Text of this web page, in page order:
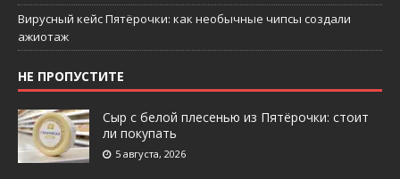
Вирусный кейс Пятёрочки: как необычные чипсы создали
ажиотаж
НЕ ПРОПУСТИТЕ
Сыр с белой плесенью из Пятёрочки: стоит
ли покупать
5 августа, 2026